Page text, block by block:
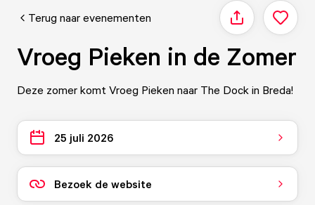
Terug naar evenementen Delen
Vroeg Pieken in de Zomer
Deze zomer komt Vroeg Pieken naar The Dock in Breda!
25 juli 2026
Bezoek de website